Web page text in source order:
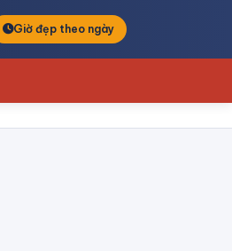
Giờ đẹp theo ngày